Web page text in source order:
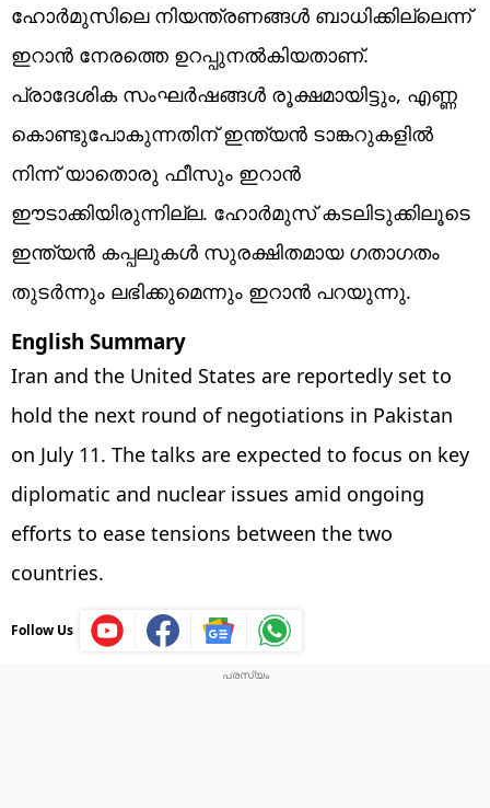
ഹോര്‍മുസിലെ നിയന്ത്രണങ്ങള്‍ ബാധിക്കില്ലെന്ന്
ഇറാന്‍ നേരത്തെ ഉറപ്പുനല്‍കിയതാണ്.
പ്രാദേശിക സംഘര്‍ഷങ്ങള്‍ രൂക്ഷമായിട്ടും, എണ്ണ
കൊണ്ടുപോകുന്നതിന് ഇന്ത്യന്‍ ടാങ്കറുകളില്‍
നിന്ന് യാതൊരു ഫീസും ഇറാന്‍
ഈടാക്കിയിരുന്നില്ല. ഹോര്‍മുസ് കടലിടുക്കിലൂടെ
ഇന്ത്യന്‍ കപ്പലുകള്‍ സുരക്ഷിതമായ ഗതാഗതം
തുടര്‍ന്നും ലഭിക്കുമെന്നും ഇറാന്‍ പറയുന്നു.
English Summary
Iran and the United States are reportedly set to
hold the next round of negotiations in Pakistan
on July 11. The talks are expected to focus on key
diplomatic and nuclear issues amid ongoing
efforts to ease tensions between the two
countries.
Follow Us